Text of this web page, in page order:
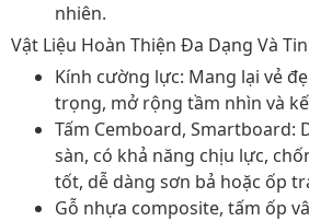
nhiên.
Vật Liệu Hoàn Thiện Đa Dạng Và
Kính cường lực: Mang lại vẻ
trọng, mở rộng tầm nhìn và
Tấm Cemboard, Smartboard:
sàn, có khả năng chịu lực,
tốt, dễ dàng sơn bả hoặc ốp
Gỗ nhựa composite, tấm ốp